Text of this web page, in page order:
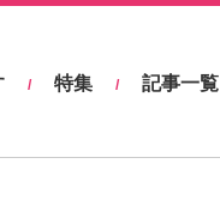
/ 特集 / 記事一覧